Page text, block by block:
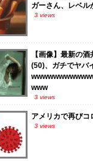
ガーさん、レベル
3 views
【画像】最新の
(50)、ガチでヤバ
www
3 views
アメリカで再びコ
3 views